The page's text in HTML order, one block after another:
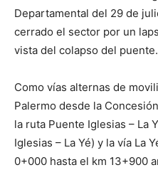
Departamental del 29 de
cerrado el sector por un
vista del colapso del puente.
Como vías alternas de
Palermo desde la
la ruta Puente Iglesias – La
Iglesias – La Yé) y la vía La
0+000 hasta el km 13+900